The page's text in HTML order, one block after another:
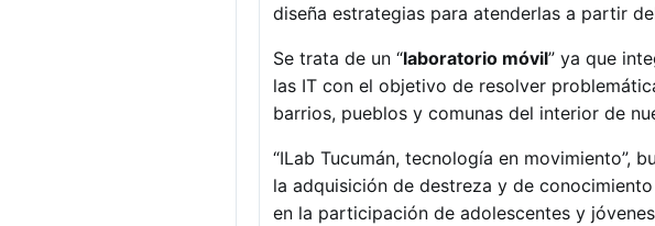
diseña estrategias para atenderlas a partir
Se trata de un “laboratorio móvil” ya que
las IT con el objetivo de resolver
barrios, pueblos y comunas del interior de
“ILab Tucumán, tecnología en movimiento”,
la adquisición de destreza y de
en la participación de adolescentes y